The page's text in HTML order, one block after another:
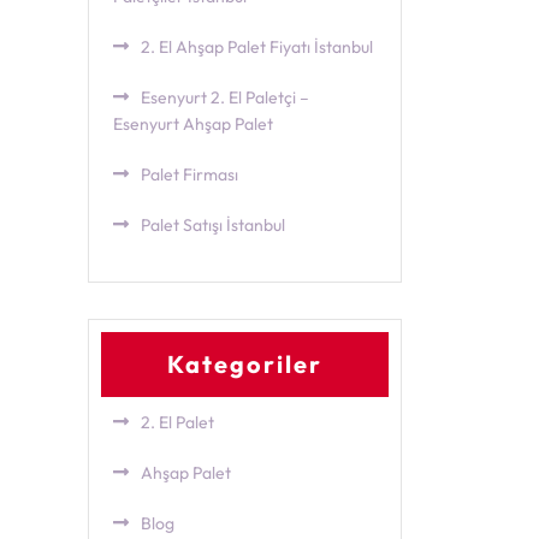
2. El Ahşap Palet Fiyatı İstanbul
Esenyurt 2. El Paletçi –
Esenyurt Ahşap Palet
Palet Firması
Palet Satışı İstanbul
Kategoriler
2. El Palet
Ahşap Palet
Blog